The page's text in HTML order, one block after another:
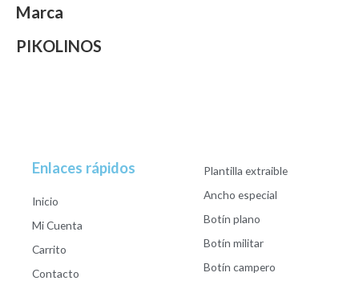
Marca
PIKOLINOS
Enlaces rápidos
Inicio
Mi Cuenta
Carrito
Contacto
Plantilla extraible
Ancho especial
Botín plano
Botín militar
Botín campero